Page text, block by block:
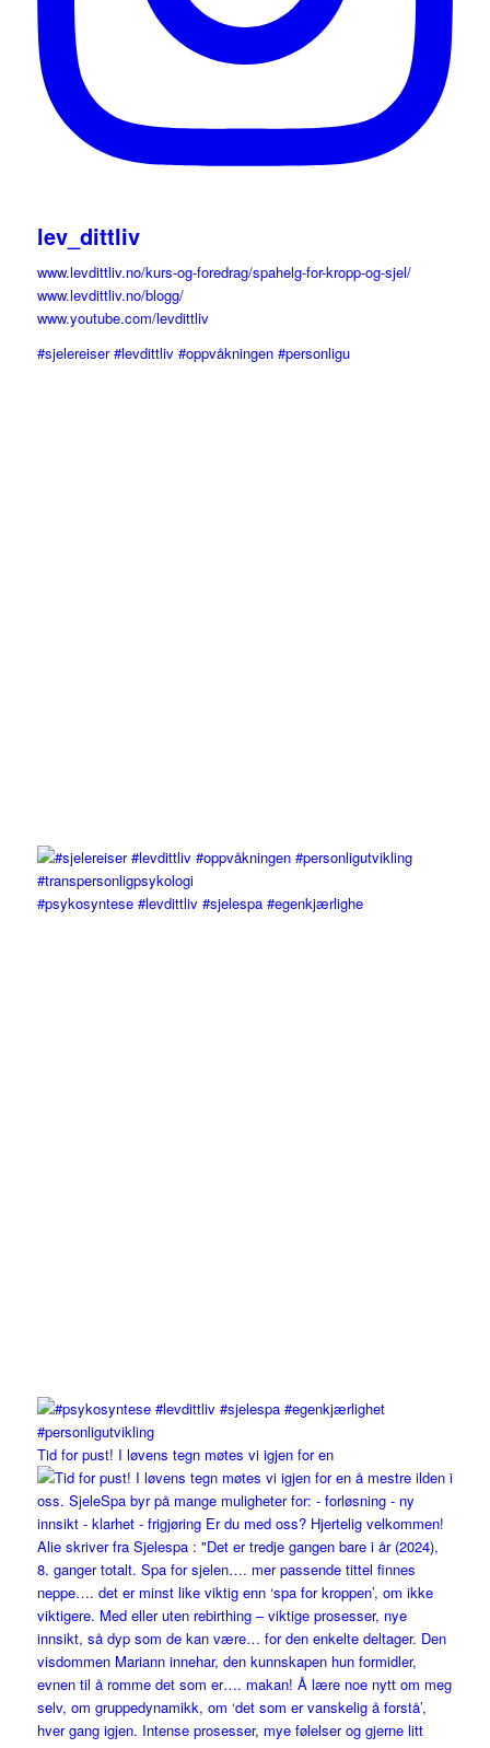
lev_dittliv
www.levdittliv.no/kurs-og-foredrag/spahelg-for-kropp-og-sjel/
www.levdittliv.no/blogg/
www.youtube.com/levdittliv
#sjelereiser #levdittliv #oppvåkningen #personligu
#psykosyntese #levdittliv #sjelespa #egenkjærlighe
Tid for pust! I løvens tegn møtes vi igjen for en